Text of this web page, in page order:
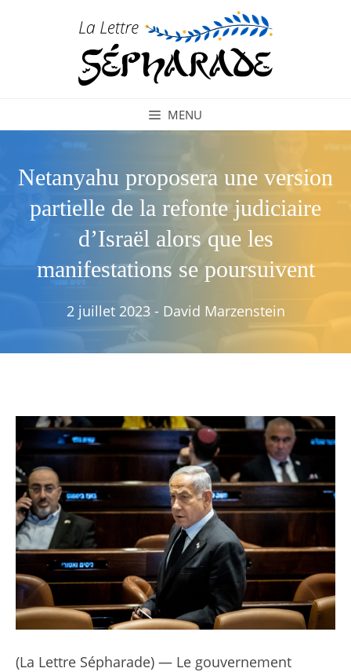
MENU
Netanyahu proposera une version
partielle de la refonte judiciaire
d’Israël alors que les
manifestations se poursuivent
2 juillet 2023 - David Marzenstein
(La Lettre Sépharade) — Le gouvernement